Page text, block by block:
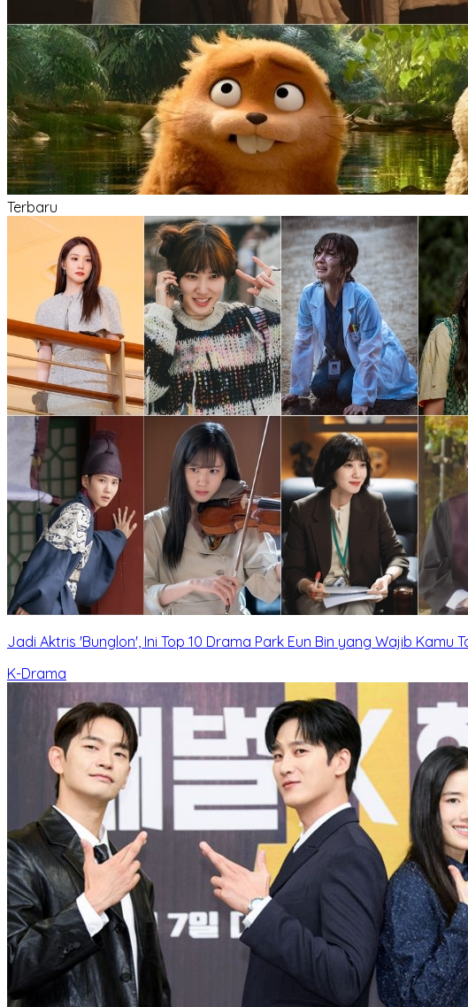
Terbaru
Jadi Aktris 'Bunglon', Ini Top 10 Drama Park Eun Bin yang Wajib Kamu
K-Drama